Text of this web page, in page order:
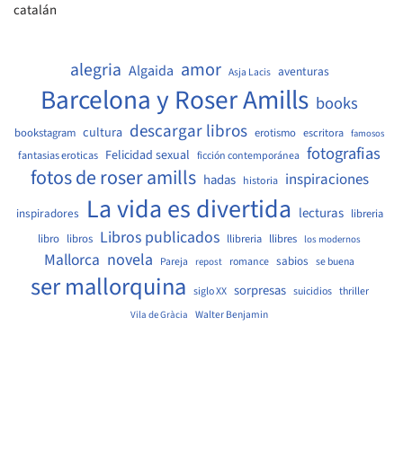
catalán
alegria Algaida amor Asja Lacis aventuras
Barcelona y Roser Amills books
bookstagram cultura descargar libros erotismo escritora famosos
fantasias eroticas Felicidad sexual ficción contemporánea fotografias
fotos de roser amills hadas historia inspiraciones
inspiradores La vida es divertida lecturas libreria
libro libros Libros publicados llibreria llibres los modernos
Mallorca novela Pareja repost romance sabios se buena
ser mallorquina siglo XX sorpresas suicidios thriller
Vila de Gràcia Walter Benjamin